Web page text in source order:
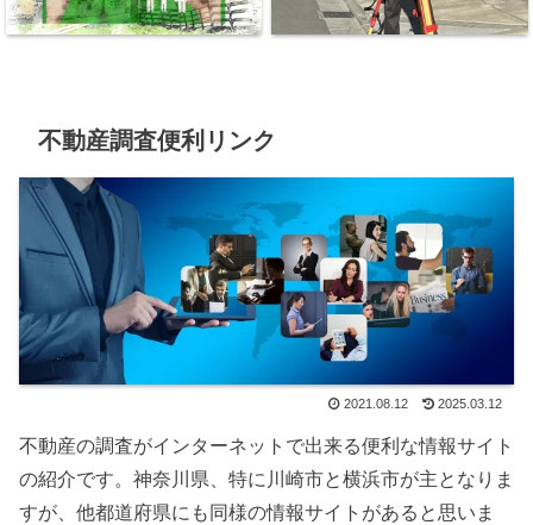
不動産調査便利リンク
2021.08.12 2025.03.12
不動産の調査がインターネットで出来る便利な情報サイト
の紹介です。神奈川県、特に川崎市と横浜市が主となりま
すが、他都道府県にも同様の情報サイトがあると思いま